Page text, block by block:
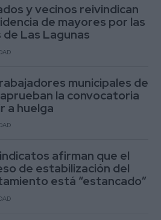
y vecinos reivindican
de mayores por las
de Las Lagunas
municipales de
la convocatoria
a huelga
afirman que el
de estabilización del
está “estancado”